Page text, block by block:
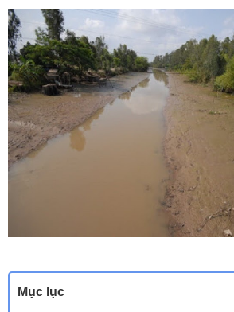
Mục lục